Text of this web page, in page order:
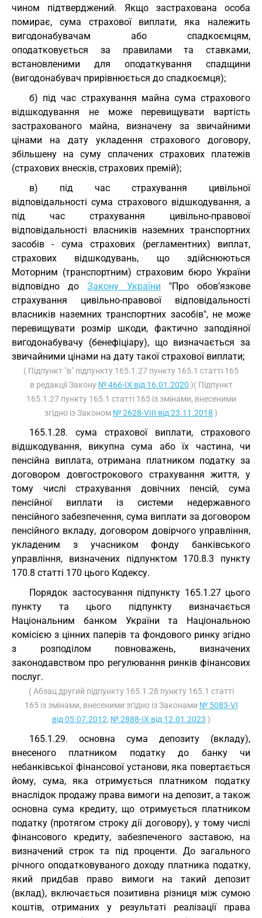
чином підтверджений. Якщо застрахована особа
помирає, сума страхової виплати, яка належить
вигодонабувачам або спадкоємцям,
оподатковується за правилами та ставками,
встановленими для оподаткування спадщини
(вигодонабувач прирівнюється до спадкоємця);
б) під час страхування майна сума страхового
відшкодування не може перевищувати вартість
застрахованого майна, визначену за звичайними
цінами на дату укладення страхового договору,
збільшену на суму сплачених страхових платежів
(страхових внесків, страхових премій);
в) під час страхування цивільної
відповідальності сума страхового відшкодування, а
під час страхування цивільно-правової
відповідальності власників наземних транспортних
засобів - сума страхових (регламентних) виплат,
страхових відшкодувань, що здійснюються
Моторним (транспортним) страховим бюро України
відповідно до Закону України "Про обов’язкове
страхування цивільно-правової відповідальності
власників наземних транспортних засобів", не може
перевищувати розмір шкоди, фактично заподіяної
вигодонабувачу (бенефіціару), що визначається за
звичайними цінами на дату такої страхової виплати;
( Підпункт "в" підпункту 165.1.27 пункту 165.1 статті 165
в редакції Закону № 466-IX від 16.01.2020 )( Підпункт
165.1.27 пункту 165.1 статті 165 із змінами, внесеними
згідно із Законом № 2628-VIII від 23.11.2018 )
165.1.28. сума страхової виплати, страхового
відшкодування, викупна сума або їх частина, чи
пенсійна виплата, отримана платником податку за
договором довгострокового страхування життя, у
тому числі страхування довічних пенсій, сума
пенсійної виплати із системи недержавного
пенсійного забезпечення, сума виплати за договором
пенсійного вкладу, договором довірчого управління,
укладеним з учасником фонду банківського
управління, визначених підпунктом 170.8.3 пункту
170.8 статті 170 цього Кодексу.
Порядок застосування підпункту 165.1.27 цього
пункту та цього підпункту визначається
Національним банком України та Національною
комісією з цінних паперів та фондового ринку згідно
з розподілом повноважень, визначених
законодавством про регулювання ринків фінансових
послуг.
( Абзац другий підпункту 165.1.28 пункту 165.1 статті
165 із змінами, внесеними згідно із Законами № 5083-VI
від 05.07.2012, № 2888-IX від 12.01.2023 )
165.1.29. основна сума депозиту (вкладу),
внесеного платником податку до банку чи
небанківської фінансової установи, яка повертається
йому, сума, яка отримується платником податку
внаслідок продажу права вимоги на депозит, а також
основна сума кредиту, що отримується платником
податку (протягом строку дії договору), у тому числі
фінансового кредиту, забезпеченого заставою, на
визначений строк та під проценти. До загального
річного оподатковуваного доходу платника податку,
який придбав право вимоги на такий депозит
(вклад), включається позитивна різниця між сумою
коштів, отриманих у результаті реалізації права